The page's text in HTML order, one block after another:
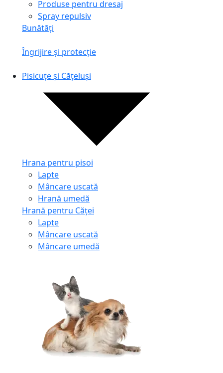
Produse pentru dresaj
Spray repulsiv
Bunătăți
Îngrijire și protecție
Pisicuțe și Cățeluși
Hrana pentru pisoi
Lapte
Mâncare uscată
Hrană umedă
Hrană pentru Căței
Lapte
Mâncare uscată
Mâncare umedă